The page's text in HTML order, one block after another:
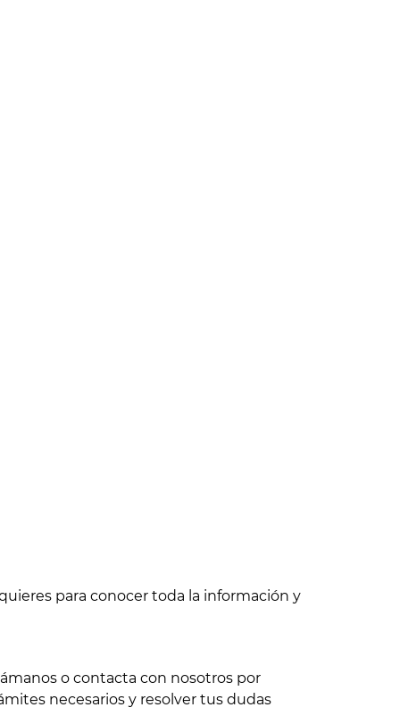
para conocer toda la información y
o contacta con nosotros por
necesarios y resolver tus dudas